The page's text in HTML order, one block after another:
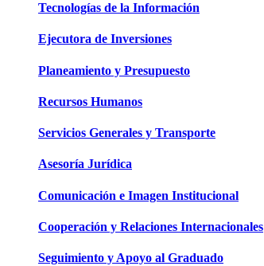
Tecnologías de la Información
Ejecutora de Inversiones
Planeamiento y Presupuesto
Recursos Humanos
Servicios Generales y Transporte
Asesoría Jurídica
Comunicación e Imagen Institucional
Cooperación y Relaciones Internacionales
Seguimiento y Apoyo al Graduado